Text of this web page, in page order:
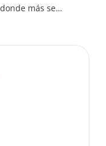
más se